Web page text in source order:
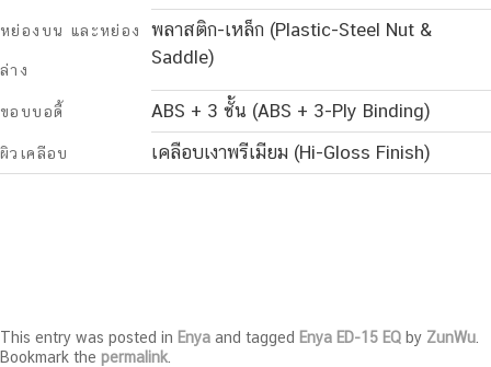
หย่องบน และหย่อง
ล่าง
พลาสติก-เหล็ก (Plastic-Steel Nut &
Saddle)
ขอบบอดี้ ABS + 3 ชั้น (ABS + 3-Ply Binding)
ผิวเคลือบ เคลือบเงาพรีเมียม (Hi-Gloss Finish)
This entry was posted in Enya and tagged Enya ED-15 EQ by ZunWu
Bookmark the permalink